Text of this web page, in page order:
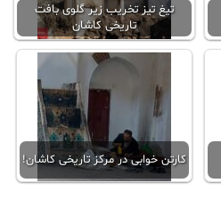
تیغ تیز تخریب زیر گلوی بافت
تاریخی کاشان
کارتن خوابی در مرکز تاریخی کاشان!